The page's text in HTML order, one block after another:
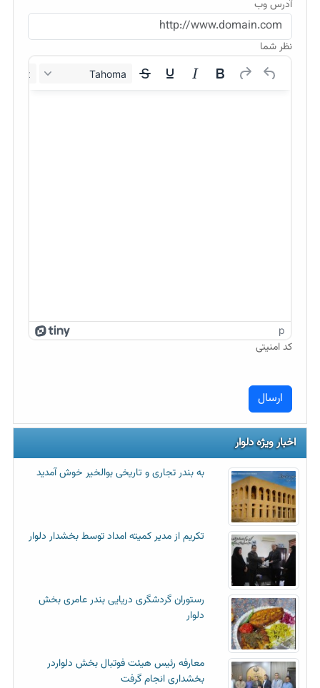
آدرس وب
نظر شما
Tahoma
12px
p
کد امنیتی
اخبار ویژه دلوار
به بندر تجاری و تاریخی بوالخیر خوش آمدید
تکریم از مدیر کمیته امداد توسط بخشدار دلوار
رستوران گردشگری دریایی بندر عامری بخش
دلوار
معارفه رئیس هیئت فوتبال بخش دلواردر
بخشداری انجام گرفت